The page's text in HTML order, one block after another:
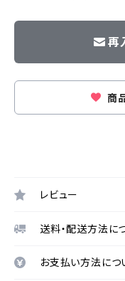
再
商
レビュー
送料・配送方法に
お支払い方法につ